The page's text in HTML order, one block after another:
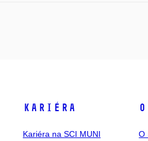
Kariéra
Kariéra na SCI MUNI
O